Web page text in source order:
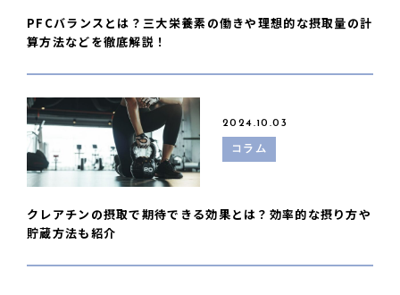
PFCバランスとは？三大栄養素の働きや理想的な摂取量の計
算方法などを徹底解説！
2024.10.03
コラム
クレアチンの摂取で期待できる効果とは？効率的な摂り方や
貯蔵方法も紹介